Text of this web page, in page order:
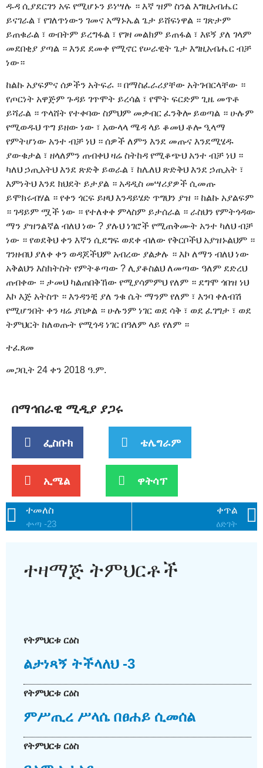
ዱዳ ሲያደርገን አፍ የሚሆኑን ይነሣሉ ። እኛ ዝም ስንል እግዚአብሔር
ይናገራል ፣ የገለጥነውን ገመና አማኑኤል ጌታ ይሸፍነዋል ። ገጽታም
ይጠቁራል ፣ ውበትም ይረግፋል ፣ የገዛ መልክም ይጠፋል ፣ እዩኝ ያለ ገላም
መደበቂያ ያጣል ። እንደ ደመቀ የሚኖር የሠራዊት ጌታ እግዚአብሔር ብቻ
ነው።
ከልኩ አያፍምና ሰዎችን አትፍራ ። በማስፈራሪያቸው አትገብርላቸው ።
የጦርነት አዋጅም ጉዳይ ገጥሞት ይረሳል ፣ የሞት ፍርድም ጊዜ መጥቶ
ይሻራል ። ጥላሸት የተቀባው ስምህም መቃብር ፈንቅሎ ይወጣል ። ሁሉም
የሚወዱህ ጥግ ይዘው ነው ፣ አውላላ ሜዳ ላይ ቆመህ ቶሎ ዒላማ
የምትሆነው አንተ ብቻ ነህ ። ሰዎች ለምን እንደ መጡና እንደሚሄዱ
ያውቁታል ፣ ዘላለምን ጠብቀህ ዛሬ ስትከዳ የሚቆጭህ አንተ ብቻ ነህ ።
ካለህ ኃጢአትህ እንደ ጽድቅ ይወራል ፣ ከሌለህ ጽድቅህ እንደ ኃጢአት ፣
እምነትህ እንደ ክህደት ይታያል ። አዳዲስ መሣሪያዎች ሲመጡ
ይሞክሩብሃል ። የቀን ጎርፍ ይዞህ እንዳይሄድ ጥግህን ያዝ ። ከልኩ አያልፍም
። ገዳይም ሟች ነው ። የተለቀቀ ምላስም ይታሰራል ። ራስህን የምትጎዳው
ማን ያዝንልኛል ብለህ ነው ? ያሉህ ነገሮች የሚጠቅሙት አንተ ካለህ ብቻ
ነው ። የወደቅህ ቀን እኛን ሲደግፍ ወደቀ ብለው የቅርቦችህ አያዝኑልህም ።
ገንዘብህ ያለቀ ቀን ወዳጆችህም አብረው ያልቃሉ ። እኮ ለማን ብለህ ነው
አቅልህን እስክትስት የምትቆጣው ? ሊያቆስልህ ለመጣው ዓለም ደድረህ
ጠብቀው ። ታመህ ካልጠበቅኸው የሚያሳምምህ የለም ። ደግሞ ጎበዝ ነህ
እኮ እጅ አትስጥ ። እንዳንቺ ያለ ንቁ ሴት ማንም የለም ፣ እንባ ቀለብሽ
የሚሆንበት ቀን ዛሬ ያበቃል ። ሁሉንም ነገር ወደ ሳቅ ፣ ወደ ፈገግታ ፣ ወደ
ትምህርት ከለወጡት የሚጎዳ ነገር በዓለም ላይ የለም ።
ተፈጸመ
መጋቢት 24 ቀን 2018 ዓ.ም.
በማኅበራዊ ሚዲያ ያጋሩ
ፌስቡክ ቴሌግራም
ኢሜል ዋትሳፕ
ተመለስ
ቍጣ -23
ቀጥል
ዕድገት
ተዛማጅ ትምህርቶች
የትምህርቱ ርዕስ
ልታነጻኝ ትችላለህ -3
የትምህርቱ ርዕስ
ምሥጢረ ሥላሴ በፀሐይ ሲመሰል
የትምህርቱ ርዕስ